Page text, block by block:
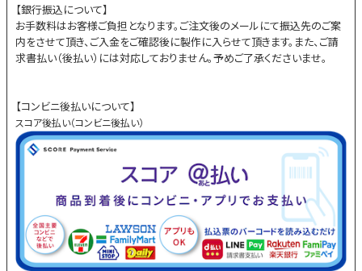
【銀行振込について】
お手数料はお客様ご負担となります。ご注文後のメールにて振込先のご案
内をさせて頂き、ご入金をご確認後に製作に入らせて頂きます。また、ご請
求書払い（後払い）には対応しておりません。予めご了承くださいませ。
【コンビニ後払いについて】
スコア後払い（コンビニ後払い）